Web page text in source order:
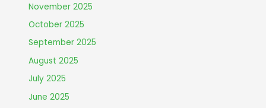
November 2025
October 2025
September 2025
August 2025
July 2025
June 2025